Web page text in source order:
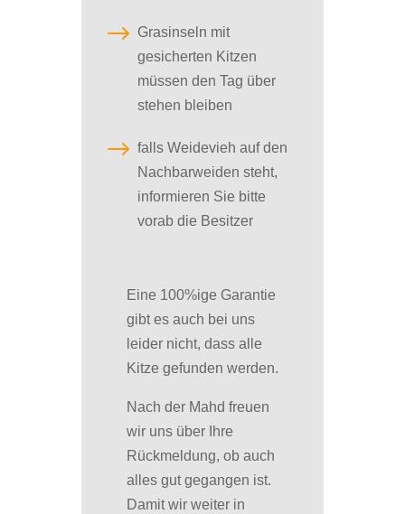
$ Grasinseln mit
gesicherten Kitzen
müssen den Tag über
stehen bleiben
$ falls Weidevieh auf den
Nachbarweiden steht,
informieren Sie bitte
vorab die Besitzer
Eine 100%ige Garantie
gibt es auch bei uns
leider nicht, dass alle
Kitze gefunden werden.
Nach der Mahd freuen
wir uns über Ihre
Rückmeldung, ob auch
alles gut gegangen ist.
Damit wir weiter in